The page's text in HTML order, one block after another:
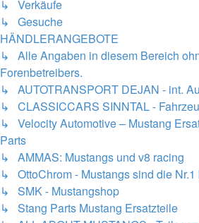
↳ Verkäufe
↳ Gesuche
HÄNDLERANGEBOTE
↳ Alle Angaben in diesem Bereich
Forenbetreibers.
↳ AUTOTRANSPORT DEJAN - int.
↳ CLASSICCARS SINNTAL -
↳ Velocity Automotive – Mustang
Parts
↳ AMMAS: Mustangs und v8 racing
↳ OttoChrom - Mustangs sind die Nr.1
↳ SMK - Mustangshop
↳ Stang Parts Mustang Ersatzteile